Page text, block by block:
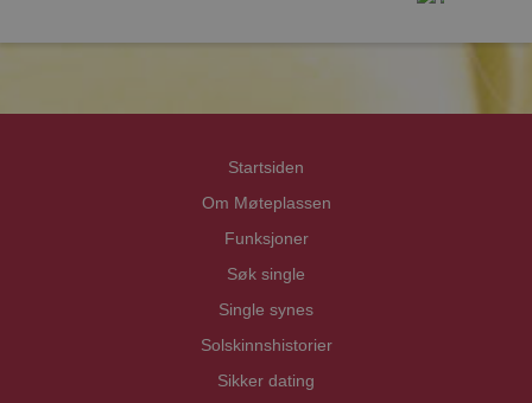
Startsiden
Om Møteplassen
Funksjoner
Søk single
Single synes
Solskinnshistorier
Sikker dating